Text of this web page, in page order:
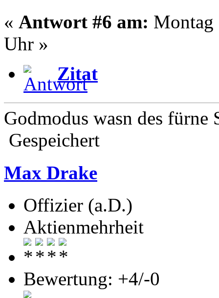
« Antwort #6 am: Montag
Uhr »
Zitat
Godmodus wasn des fürne
Gespeichert
Max Drake
Offizier (a.D.)
Aktienmehrheit
Bewertung: +4/-0